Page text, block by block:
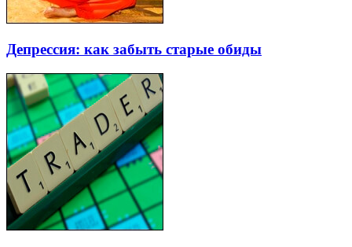
Депрессия: как забыть старые обиды